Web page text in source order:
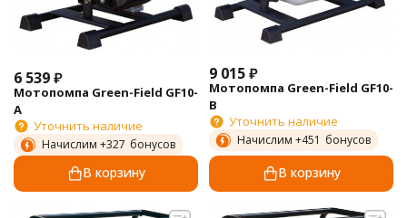
6 539₽
Мотопомпа Green-Field GF10-
A
Уточнить наличие
Начислим +327 бонусов
В корзину
9 015₽
Мотопомпа Green-Field GF10-
B
Уточнить наличие
Начислим +451 бонусов
В корзину